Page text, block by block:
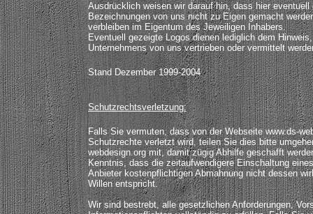
Ausdrücklich weisen wir darauf hin, dass hier eventuell
Bezeichnungen von uns nicht zu Eigen gemacht
verbleiben im Eigentum des Jeweiligen Inhabers.
Eventuell gezeigte Logos dienen lediglich dem
Unternehmens von uns vertrieben oder vermittelt
Stand Dezember 1999-2004
Schutzrechtsverletzung:
Falls Sie vermuten, dass von der Webseite www.ds-
Schutzrechte verletzt wird, teilen Sie dies bitte
webdesign.org mit, damit zügig Abhilfe geschafft
Kenntnis, dass die zeitaufwendigere Einschaltung
Anbieter kostenpflichtigen Abmahnung nicht dessen
Willen entspricht.
Wir sind bestrebt, alle gesetzlichen Anforderungen,